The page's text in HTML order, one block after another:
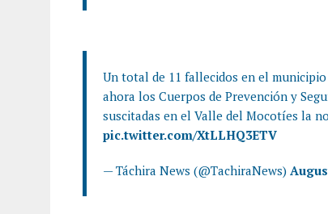
Un total de 11 fallecidos en el
ahora los Cuerpos de Prevención y
suscitadas en el Valle del Mocotíes la
pic.twitter.com/XtLLHQ3ETV
— Táchira News (@TachiraNews)